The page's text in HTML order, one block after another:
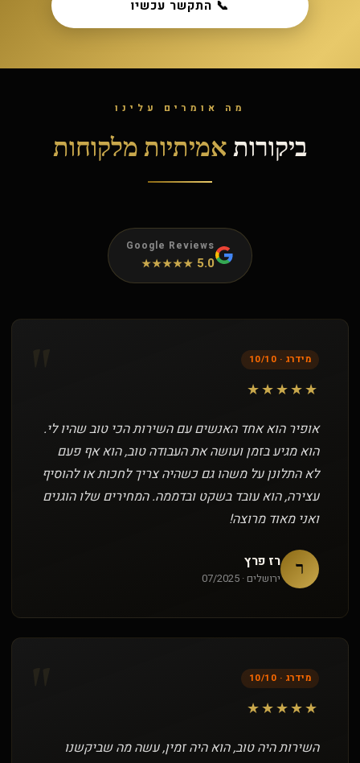
📞 התקשר עכשיו
מה אומרים עלינו
ביקורות אמיתיות מלקוחות
Google Reviews
5.0
★★★★★
מידרג · 10/10
★★★★★
אופיר הוא אחד האנשים עם השירות הכי טוב שהיו לי.
הוא מגיע בזמן ועושה את העבודה טוב, הוא אף פעם
לא התלונן על משהו גם כשהיה צריך לחכות או להוסיף
עצירה, הוא עובד בשקט ובדממה. המחירים שלו הוגנים
ואני מאוד מרוצה!
ר רז פרץ
ירושלים · 07/2025
מידרג · 10/10
★★★★★
השירות היה טוב, הוא היה זמין, עשה מה שביקשנו